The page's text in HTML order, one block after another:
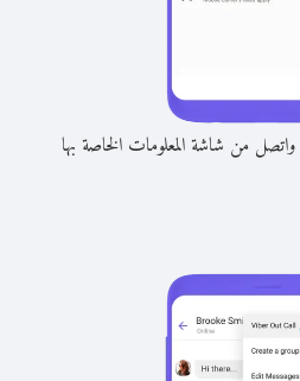
من شاشة المعلومات الخاصة بها